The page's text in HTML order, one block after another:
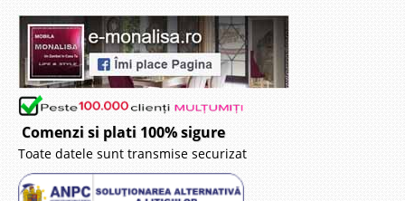
Comenzi si plati 100% sigure
Toate datele sunt transmise securizat